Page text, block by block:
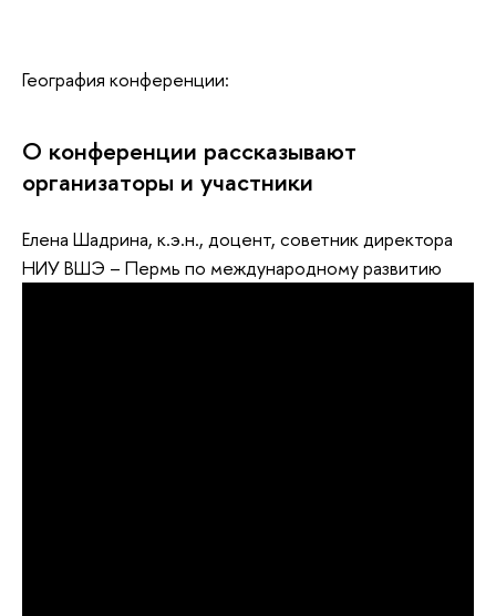
География конференции:
О конференции рассказывают
организаторы и участники
Елена Шадрина, к.э.н., доцент, советник директора
НИУ ВШЭ – Пермь по международному развитию